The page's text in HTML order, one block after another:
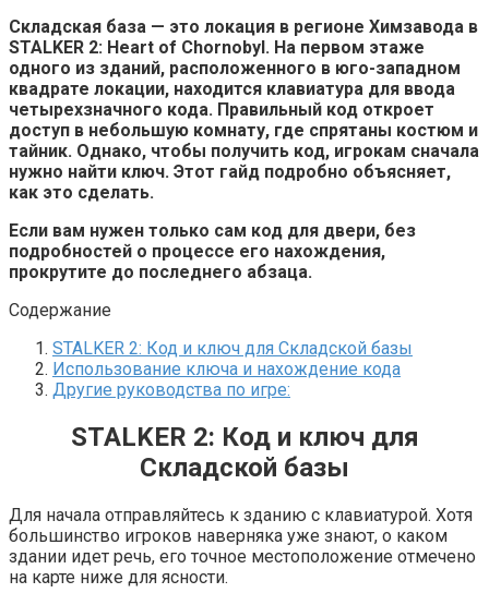
Складская база — это локация в регионе Химзавода в
STALKER 2: Heart of Chornobyl. На первом этаже
одного из зданий, расположенного в юго-западном
квадрате локации, находится клавиатура для ввода
четырехзначного кода. Правильный код откроет
доступ в небольшую комнату, где спрятаны костюм и
тайник. Однако, чтобы получить код, игрокам сначала
нужно найти ключ. Этот гайд подробно объясняет,
как это сделать.
Если вам нужен только сам код для двери, без
подробностей о процессе его нахождения,
прокрутите до последнего абзаца.
Содержание
STALKER 2: Код и ключ для Складской базы
Использование ключа и нахождение кода
Другие руководства по игре:
STALKER 2: Код и ключ для
Складской базы
Для начала отправляйтесь к зданию с клавиатурой. Хотя
большинство игроков наверняка уже знают, о каком
здании идет речь, его точное местоположение отмечено
на карте ниже для ясности.